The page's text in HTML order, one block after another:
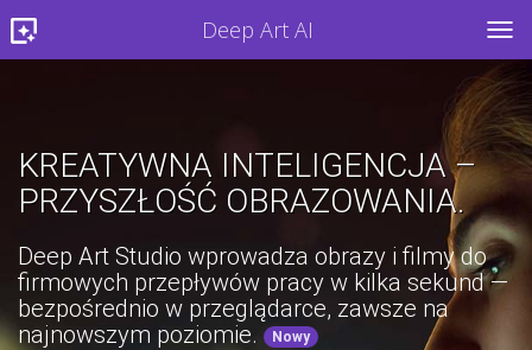
Deep Art AI
KREATYWNA INTELIGENCJA –
PRZYSZŁOŚĆ OBRAZOWANIA.
Deep Art Studio wprowadza obrazy i filmy do
firmowych przepływów pracy w kilka sekund —
bezpośrednio w przeglądarce, zawsze na
najnowszym poziomie.
Nowy